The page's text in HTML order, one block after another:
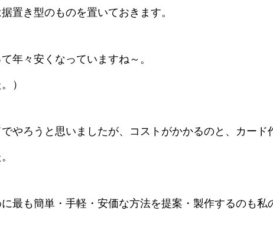
置き型のものを置いておきます。
年々安くなっていますね～。
）
やろうと思いましたが、コストがかかるのと、カード
最も簡単・手軽・安価な方法を提案・製作するのも私